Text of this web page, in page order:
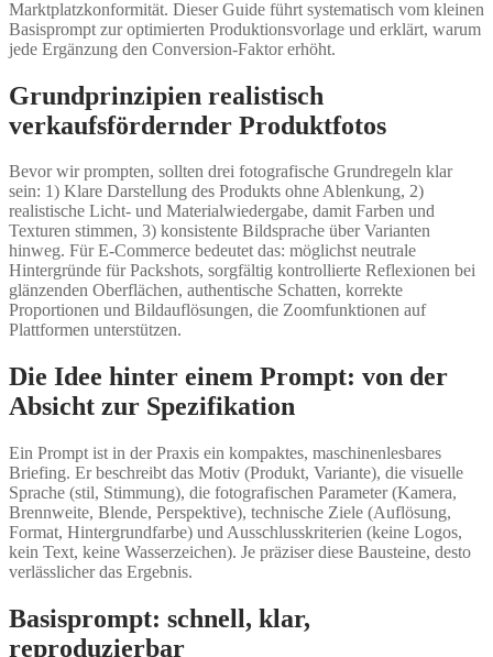
Marktplatzkonformität. Dieser Guide führt systematisch vom kleinen
Basisprompt zur optimierten Produktionsvorlage und erklärt, warum
jede Ergänzung den Conversion-Faktor erhöht.
Grundprinzipien realistisch
verkaufsfördernder Produktfotos
Bevor wir prompten, sollten drei fotografische Grundregeln klar
sein: 1) Klare Darstellung des Produkts ohne Ablenkung, 2)
realistische Licht- und Materialwiedergabe, damit Farben und
Texturen stimmen, 3) konsistente Bildsprache über Varianten
hinweg. Für E-Commerce bedeutet das: möglichst neutrale
Hintergründe für Packshots, sorgfältig kontrollierte Reflexionen bei
glänzenden Oberflächen, authentische Schatten, korrekte
Proportionen und Bildauflösungen, die Zoomfunktionen auf
Plattformen unterstützen.
Die Idee hinter einem Prompt: von der
Absicht zur Spezifikation
Ein Prompt ist in der Praxis ein kompaktes, maschinenlesbares
Briefing. Er beschreibt das Motiv (Produkt, Variante), die visuelle
Sprache (stil, Stimmung), die fotografischen Parameter (Kamera,
Brennweite, Blende, Perspektive), technische Ziele (Auflösung,
Format, Hintergrundfarbe) und Ausschlusskriterien (keine Logos,
kein Text, keine Wasserzeichen). Je präziser diese Bausteine, desto
verlässlicher das Ergebnis.
Basisprompt: schnell, klar,
reproduzierbar